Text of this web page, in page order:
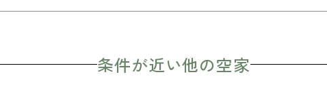
条件が近い他の空家